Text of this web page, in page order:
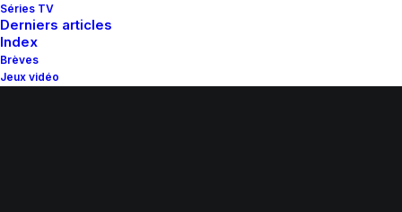
Séries TV
Derniers articles
Index
Brèves
Jeux vidéo